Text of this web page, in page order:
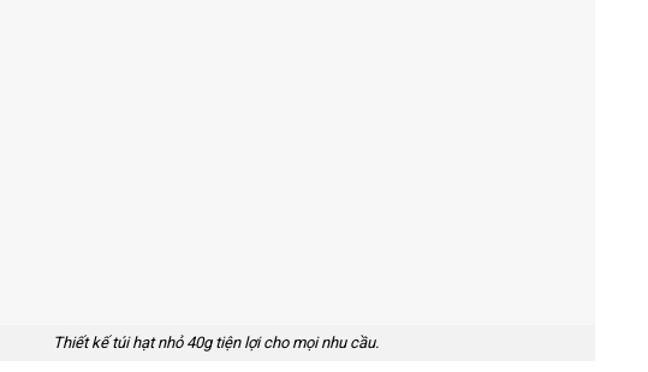
Thiết kế túi hạt nhỏ 40g tiện lợi cho mọi nhu cầu.